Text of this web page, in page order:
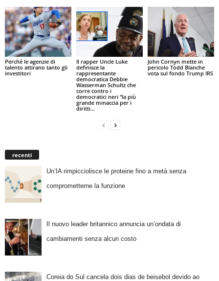
Perché le agenzie di
talento attirano tanto gli
investitori
Il rapper Uncle Luke
definisce la
rappresentante
democratica Debbie
Wasserman Schultz che
corre contro i
democratici neri “la più
grande minaccia per i
diritti...
John Cornyn mette in
pericolo Todd Blanche
vota sul fondo Trump IRS
recenti
Un’IA rimpicciolisce le proteine fino a metà senza
comprometterne la funzione
Il nuovo leader britannico annuncia un’ondata di
cambiamenti senza alcun costo
Coreia do Sul cancela dois dias de beisebol devido ao